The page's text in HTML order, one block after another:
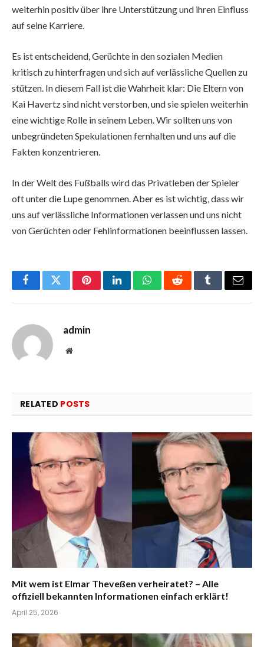
weiterhin positiv über ihre Unterstützung und ihren Einfluss
auf seine Karriere.
Es ist entscheidend, Gerüchte in den sozialen Medien
kritisch zu hinterfragen und sich auf verlässliche Quellen zu
stützen. In diesem Fall ist die Wahrheit klar: Die Eltern von
Kai Havertz sind nicht verstorben, und sie spielen weiterhin
eine wichtige Rolle in seinem Leben. Wir sollten uns von
unbegründeten Spekulationen fernhalten und uns auf die
Fakten konzentrieren.
In der Welt des Fußballs wird das Privatleben der Spieler
oft unter die Lupe genommen. Aber es ist wichtig, dass wir
uns auf verlässliche Informationen verlassen und uns nicht
von Gerüchten oder Fehlinformationen beeinflussen lassen.
FacebookTwitterPinterestLinkedInWhatsAppRedditTumblrEmail
admin
Website
RELATED POSTS
Mit wem ist Elmar Theveßen verheiratet? – Alle
offiziell bekannten Informationen einfach erklärt!
April 25, 2026